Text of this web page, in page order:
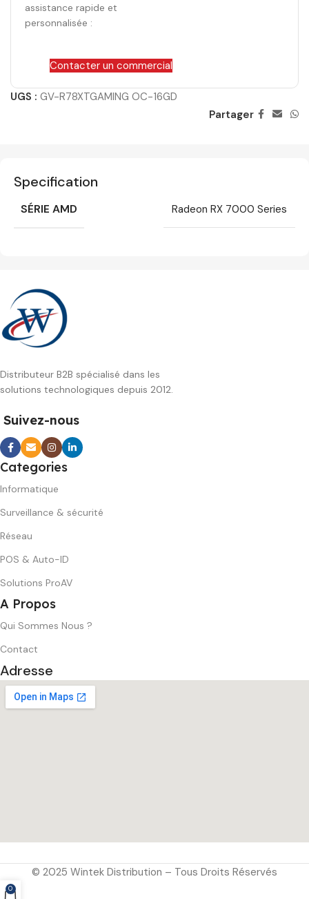
assistance rapide et
personnalisée :
Contacter un commercial
UGS : GV-R78XTGAMING OC-16GD
Partager
Specification
SÉRIE AMD Radeon RX 7000 Series
Distributeur B2B spécialisé dans les
solutions technologiques depuis 2012.
Suivez-nous
Categories
Informatique
Surveillance & sécurité
Réseau
POS & Auto-ID
Solutions ProAV
A Propos
Qui Sommes Nous ?
Contact
Adresse
© 2025 Wintek Distribution – Tous Droits Réservés
0